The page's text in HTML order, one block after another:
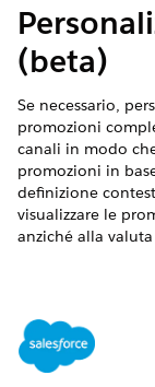
(beta)
Se necessario,
promozioni
canali in modo
promozioni in
definizione
visualizzare le
anziché alla
IMPORTANTE
È possibile